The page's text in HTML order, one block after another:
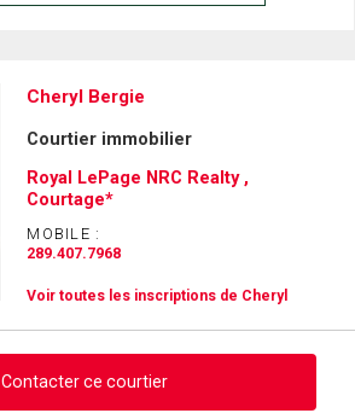
Cheryl Bergie
Courtier immobilier
Royal LePage NRC Realty ,
Courtage*
MOBILE :
289.407.7968
Voir toutes les inscriptions de Cheryl
Contacter ce courtier